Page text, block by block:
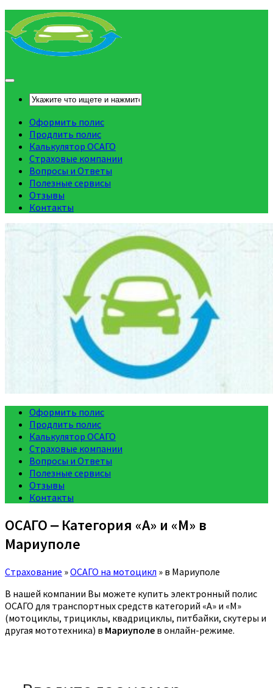
Оформить полис
Продлить полис
Калькулятор ОСАГО
Страховые компании
Вопросы и Ответы
Полезные сервисы
Отзывы
Контакты
Оформить полис
Продлить полис
Калькулятор ОСАГО
Страховые компании
Вопросы и Ответы
Полезные сервисы
Отзывы
Контакты
ОСАГО ‒ Категория «A» и «M» в
Мариуполе
Страхование »ОСАГО на мотоцикл » в Мариуполе
В нашей компании Вы можете купить электронный полис
ОСАГО для транспортных средств категорий «A» и «M»
(мотоциклы, трициклы, квадрициклы, питбайки, скутеры и
другая мототехника) в Мариуполе в онлайн-режиме.